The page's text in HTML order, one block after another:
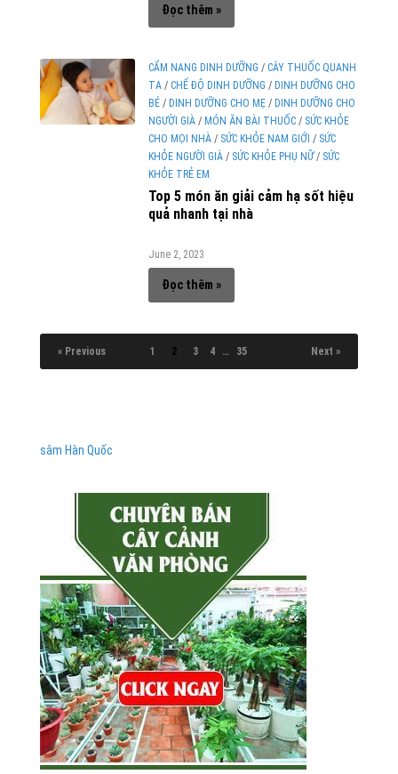
Đọc thêm »
CẨM NANG DINH DƯỠNG / CÂY THUỐC QUANH
TA / CHẾ ĐỘ DINH DƯỠNG / DINH DƯỠNG CHO
BÉ / DINH DƯỠNG CHO MẸ / DINH DƯỠNG CHO
NGƯỜI GIÀ / MÓN ĂN BÀI THUỐC / SỨC KHỎE
CHO MỌI NHÀ / SỨC KHỎE NAM GIỚI / SỨC
KHỎE NGƯỜI GIÀ / SỨC KHỎE PHỤ NỮ/ SỨC
KHỎE TRẺ EM
Top 5 món ăn giải cảm hạ sốt hiệu
quả nhanh tại nhà
June 2, 2023
Đọc thêm »
« Previous 1 2 3 4 … 35 Next »
sâm Hàn Quốc